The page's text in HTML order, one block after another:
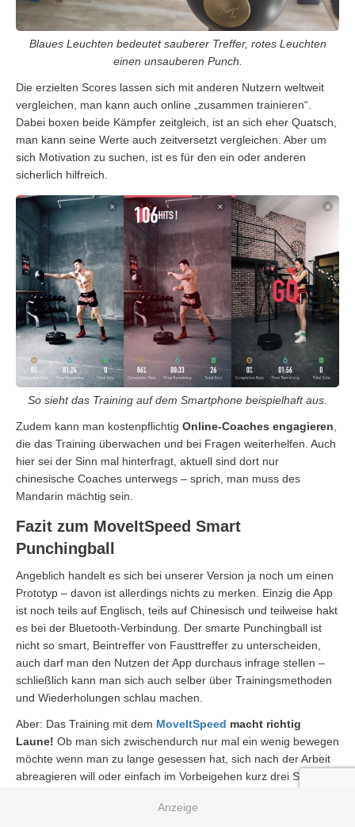
Blaues Leuchten bedeutet sauberer Treffer, rotes Leuchten
einen unsauberen Punch.
Die erzielten Scores lassen sich mit anderen Nutzern weltweit
vergleichen, man kann auch online „zusammen trainieren“.
Dabei boxen beide Kämpfer zeitgleich, ist an sich eher Quatsch,
man kann seine Werte auch zeitversetzt vergleichen. Aber um
sich Motivation zu suchen, ist es für den ein oder anderen
sicherlich hilfreich.
So sieht das Training auf dem Smartphone beispielhaft aus.
Zudem kann man kostenpflichtig Online-Coaches engagieren
die das Training überwachen und bei Fragen weiterhelfen. Auch
hier sei der Sinn mal hinterfragt, aktuell sind dort nur
chinesische Coaches unterwegs – sprich, man muss des
Mandarin mächtig sein.
Fazit zum MoveItSpeed Smart
Punchingball
Angeblich handelt es sich bei unserer Version ja noch um einen
Prototyp – davon ist allerdings nichts zu merken. Einzig die App
ist noch teils auf Englisch, teils auf Chinesisch und teilweise hakt
es bei der Bluetooth-Verbindung. Der smarte Punchingball ist
nicht so smart, Beintreffer von Fausttreffer zu unterscheiden,
auch darf man den Nutzen der App durchaus infrage stellen –
schließlich kann man sich auch selber über Trainingsmethoden
und Wiederholungen schlau machen.
Aber: Das Training mit dem MoveItSpeed macht richtig
Laune! Ob man sich zwischendurch nur mal ein wenig bewegen
möchte wenn man zu lange gesessen hat, sich nach der Arbeit
abreagieren will oder einfach im Vorbeigehen kurz drei Schläge
eine Menge an Funktionen und Spaß.